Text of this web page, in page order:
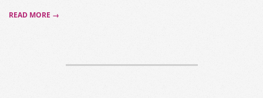
READ MORE →